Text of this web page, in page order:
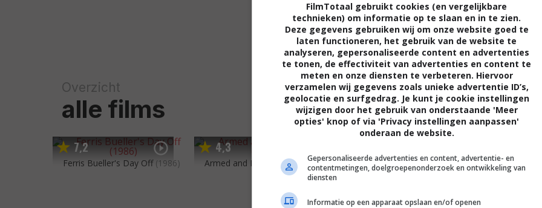
Overzicht
alle films
7,2
Ferris Bueller's Day Off (1986)
4,3
Armed and Dangerous (1986)
Fletch (1985) Body Double
FilmTotaal gebruikt cookies (en vergelijkbare
technieken) om informatie op te slaan en in te zien.
Deze gegevens gebruiken wij om onze website goed te
laten functioneren, het gebruik van de website te
analyseren, gepersonaliseerde content en advertenties
te tonen, de effectiviteit van advertenties en content te
meten en onze diensten te verbeteren. Hiervoor
verzamelen wij gegevens zoals unieke advertentie ID’s,
geolocatie en surfgedrag. Je kunt je cookie instellingen
wijzigen door het gebruik van onderstaande 'Meer
opties' knop of via 'Privacy instellingen aanpassen'
onderaan de website.
Gepersonaliseerde advertenties en content, advertentie- en
contentmetingen, doelgroepenonderzoek en ontwikkeling van
diensten
Informatie op een apparaat opslaan en/of openen